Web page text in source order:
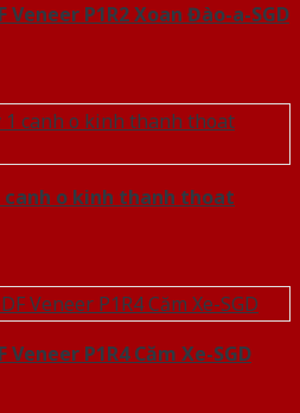
Veneer P1R2 Xoan Đào-a-SGD
canh o kinh thanh thoat
Veneer P1R4 Căm Xe-SGD